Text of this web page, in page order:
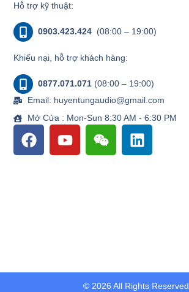
Hỗ trợ kỹ thuật:
0903.423.424 (08:00 – 19:00)
Khiếu nại, hỗ trợ khách hàng:
0877.071.071 (08:00 – 19:00)
Email: huyentungaudio@gmail.com
Mở Cửa : Mon-Sun 8:30 AM - 6:30 PM
© 2026 All Rights Reserved.